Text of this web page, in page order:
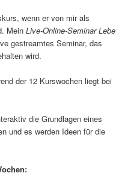
wenn er von mir als
MeinLive-Online-Seminar Lebe
gestreamtes Seminar, das
wird.
der 12 Kurswochen liegt bei
die Grundlagen eines
und es werden Ideen für die